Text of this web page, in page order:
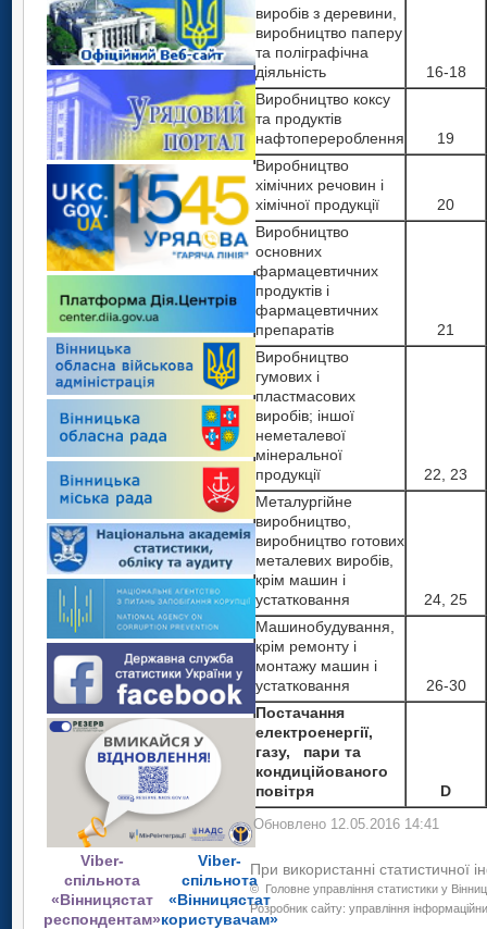
Viber-
спільнота
«Вінницястат
респондентам»
Viber-
спільнота
«Вінницястат
користувачам»
виробів з деревини,
виробництво паперу
та поліграфічна
діяльність
16-18
Виробництво коксу
та продуктів
нафтоперероблення
19
Виробництво
хімічних речовин і
хімічної продукції
20
Виробництво
основних
фармацевтичних
продуктів і
фармацевтичних
препаратів
21
Виробництво
гумових і
пластмасових
виробів; іншої
неметалевої
мінеральної
продукції
22, 23
Металургійне
виробництво,
виробництво готових
металевих виробів,
крім машин і
устатковання
24, 25
Машинобудування,
крім ремонту і
монтажу машин і
устатковання
26-30
Постачання
електроенергії,
газу, пари та
кондиційованого
повітря
D
Обновлено 12.05.2016 14:41
При використанні статистичної
© Головне управління статистики у
Розробник сайту: управління